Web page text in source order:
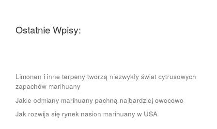
Ostatnie Wpisy:
Limonen i inne terpeny tworzą niezwykły świat cytrusowych
zapachów marihuany
Jakie odmiany marihuany pachną najbardziej owocowo
Jak rozwija się rynek nasion marihuany w USA